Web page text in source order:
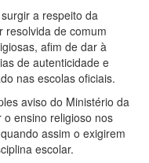
a respeito da
resolvida de comum
afim de dar à
de autenticidade e
nas escolas oficiais.
aviso do Ministério da
o ensino religioso nos
assim o exigirem
escolar.